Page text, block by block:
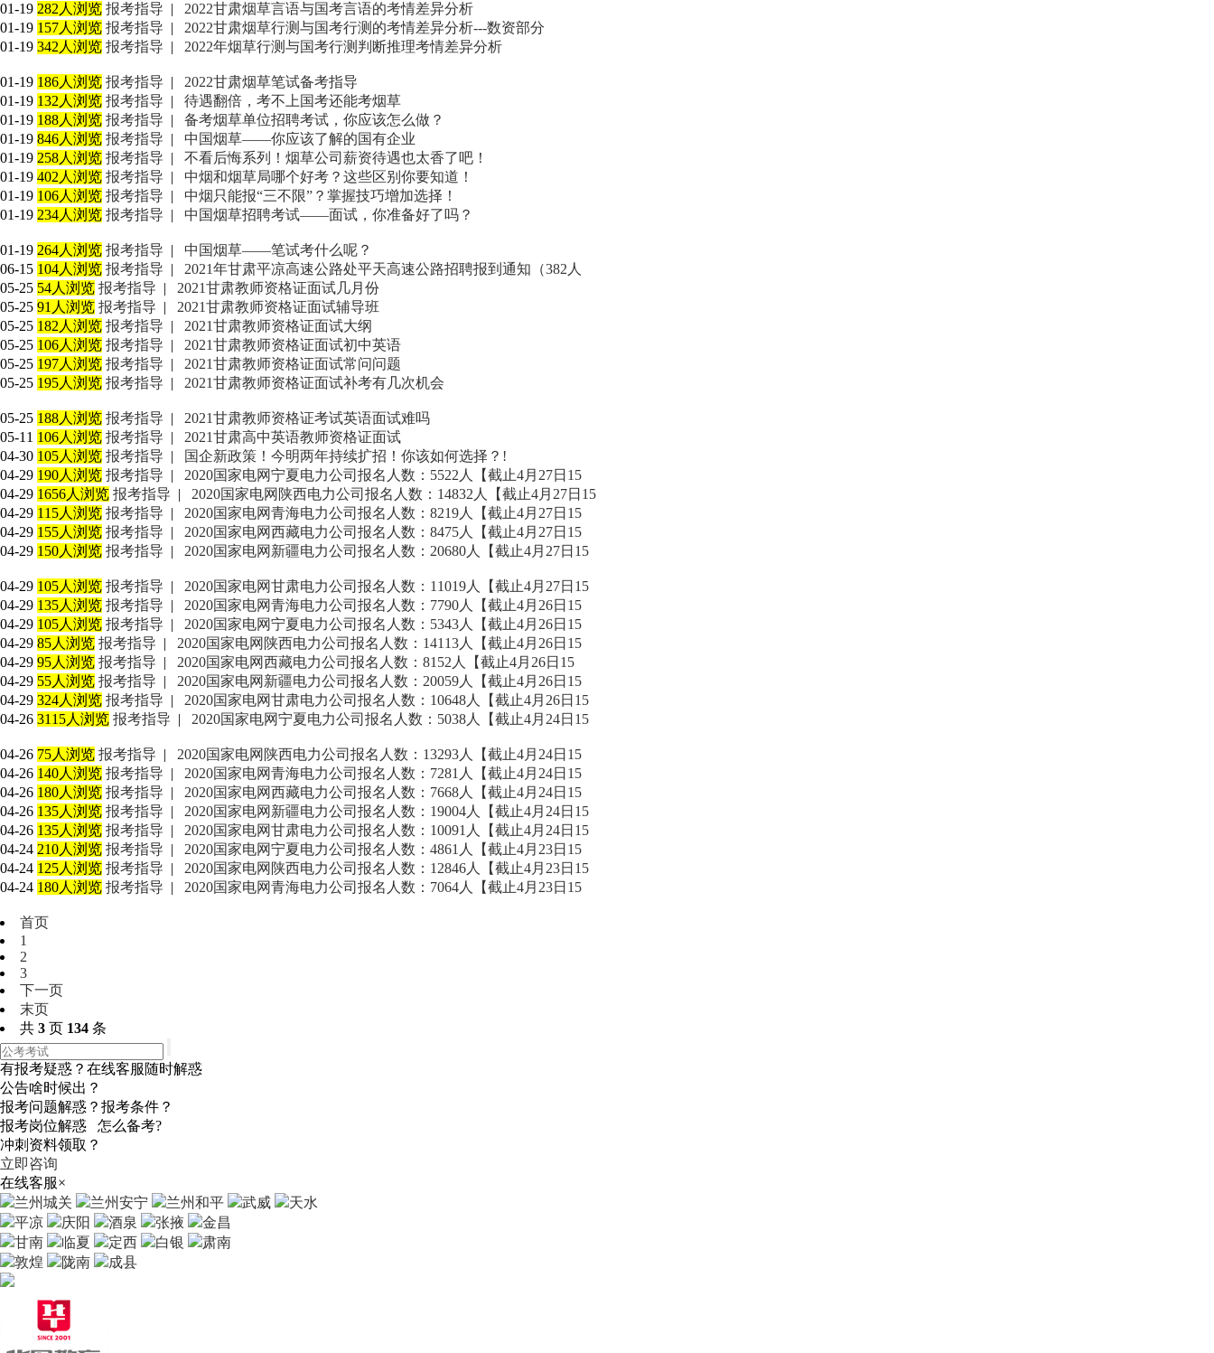
01-19 282人浏览 报考指导 |
2022甘肃烟草言语与国考言语的考情差异分析
01-19 157人浏览 报考指导 |
2022甘肃烟草行测与国考行测的考情差异分析---数资部分
01-19 342人浏览 报考指导 | 2022年烟草行测与国考行测判断推理考情差异分析
01-19 186人浏览 报考指导 |
2022甘肃烟草笔试备考指导
01-19 132人浏览 报考指导 |
待遇翻倍，考不上国考还能考烟草
01-19 188人浏览 报考指导 |
备考烟草单位招聘考试，你应该怎么做？
01-19 846人浏览 报考指导 |
中国烟草——你应该了解的国有企业
01-19 258人浏览 报考指导 |
不看后悔系列！烟草公司薪资待遇也太香了吧！
01-19 402人浏览 报考指导 |
中烟和烟草局哪个好考？这些区别你要知道！
01-19 106人浏览 报考指导 |
中烟只能报“三不限”？掌握技巧增加选择！
01-19 234人浏览 报考指导 | 中国烟草招聘考试——面试，你准备好了吗？
01-19 264人浏览 报考指导 |
中国烟草——笔试考什么呢？
06-15 104人浏览 报考指导 |
2021年甘肃平凉高速公路处平天高速公路招聘报到通知（382人
05-25 54人浏览 报考指导 |
2021甘肃教师资格证面试几月份
05-25 91人浏览 报考指导 |
2021甘肃教师资格证面试辅导班
05-25 182人浏览 报考指导 |
2021甘肃教师资格证面试大纲
05-25 106人浏览 报考指导 |
2021甘肃教师资格证面试初中英语
05-25 197人浏览 报考指导 |
2021甘肃教师资格证面试常问问题
05-25 195人浏览 报考指导 | 2021甘肃教师资格证面试补考有几次机会
05-25 188人浏览 报考指导 |
2021甘肃教师资格证考试英语面试难吗
05-11 106人浏览 报考指导 |
2021甘肃高中英语教师资格证面试
04-30 105人浏览 报考指导 |
国企新政策！今明两年持续扩招！你该如何选择？!
04-29 190人浏览 报考指导 |
2020国家电网宁夏电力公司报名人数：5522人【截止4月27日15
04-29 1656人浏览 报考指导 |
2020国家电网陕西电力公司报名人数：14832人【截止4月27日15
04-29 115人浏览 报考指导 |
2020国家电网青海电力公司报名人数：8219人【截止4月27日15
04-29 155人浏览 报考指导 |
2020国家电网西藏电力公司报名人数：8475人【截止4月27日15
04-29 150人浏览 报考指导 | 2020国家电网新疆电力公司报名人数：20680人【截止4月27日15
04-29 105人浏览 报考指导 |
2020国家电网甘肃电力公司报名人数：11019人【截止4月27日15
04-29 135人浏览 报考指导 |
2020国家电网青海电力公司报名人数：7790人【截止4月26日15
04-29 105人浏览 报考指导 |
2020国家电网宁夏电力公司报名人数：5343人【截止4月26日15
04-29 85人浏览 报考指导 |
2020国家电网陕西电力公司报名人数：14113人【截止4月26日15
04-29 95人浏览 报考指导 |
2020国家电网西藏电力公司报名人数：8152人【截止4月26日15
04-29 55人浏览 报考指导 |
2020国家电网新疆电力公司报名人数：20059人【截止4月26日15
04-29 324人浏览 报考指导 |
2020国家电网甘肃电力公司报名人数：10648人【截止4月26日15
04-26 3115人浏览 报考指导 | 2020国家电网宁夏电力公司报名人数：5038人【截止4月24日15
04-26 75人浏览 报考指导 |
2020国家电网陕西电力公司报名人数：13293人【截止4月24日15
04-26 140人浏览 报考指导 |
2020国家电网青海电力公司报名人数：7281人【截止4月24日15
04-26 180人浏览 报考指导 |
2020国家电网西藏电力公司报名人数：7668人【截止4月24日15
04-26 135人浏览 报考指导 |
2020国家电网新疆电力公司报名人数：19004人【截止4月24日15
04-26 135人浏览 报考指导 |
2020国家电网甘肃电力公司报名人数：10091人【截止4月24日15
04-24 210人浏览 报考指导 |
2020国家电网宁夏电力公司报名人数：4861人【截止4月23日15
04-24 125人浏览 报考指导 |
2020国家电网陕西电力公司报名人数：12846人【截止4月23日15
04-24 180人浏览 报考指导 | 2020国家电网青海电力公司报名人数：7064人【截止4月23日15
首页
1
2
3
下一页
末页
共 3 页 134 条
有报考疑惑？在线客服随时解惑
公告啥时候出？
报考问题解惑？报考条件？
报考岗位解惑 怎么备考?
冲刺资料领取？
立即咨询
在线客服×
兰州城关
兰州安宁 兰州和平 武威
天水
平凉
庆阳 酒泉 张掖
金昌
甘南
临夏 定西 白银
肃南
敦煌
陇南 成县